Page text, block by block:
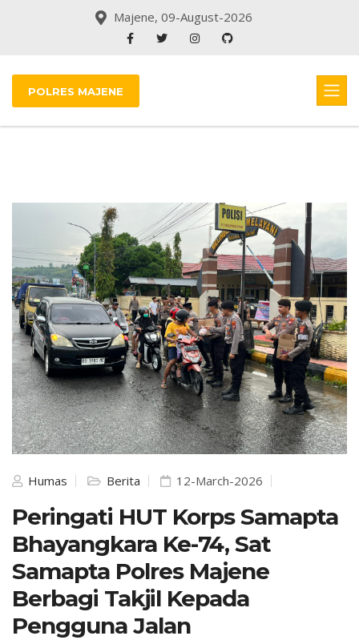
Majene, 09-August-2026
POLRES MAJENE
Humas Berita 12-March-2026
Peringati HUT Korps Samapta
Bhayangkara Ke-74, Sat
Samapta Polres Majene
Berbagi Takjil Kepada
Pengguna Jalan